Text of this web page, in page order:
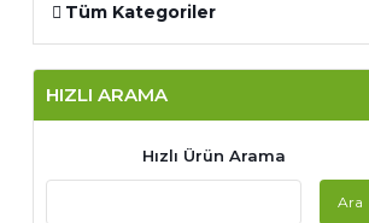
Tüm Kategoriler
HIZLI ARAMA
Hızlı Ürün Arama
Ara